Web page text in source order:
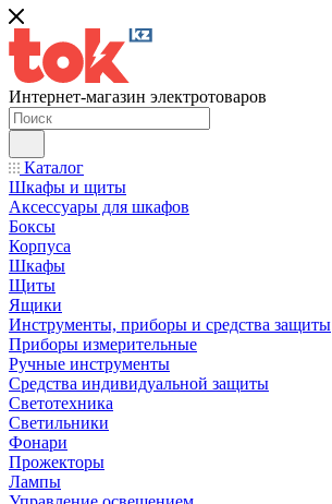
Интернет-магазин электротоваров
Каталог
Шкафы и щиты
Аксессуары для шкафов
Боксы
Корпуса
Шкафы
Щиты
Ящики
Инструменты, приборы и средства защиты
Приборы измерительные
Ручные инструменты
Средства индивидуальной защиты
Светотехника
Светильники
Фонари
Прожекторы
Лампы